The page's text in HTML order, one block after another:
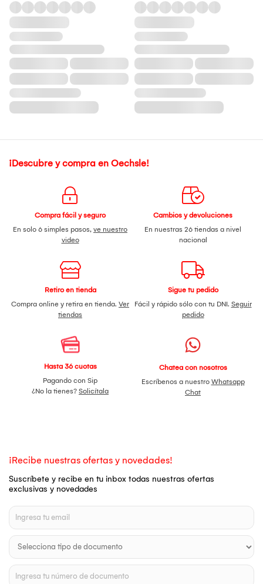
¡Descubre y compra en Oechsle!
Compra fácil y seguro
En solo 6 simples pasos, ve nuestro
video
Cambios y devoluciones
En nuestras 26 tiendas a nivel
nacional
Retiro en tienda
Compra online y retira en tienda. Ver
tiendas
Sigue tu pedido
Fácil y rápido sólo con tu DNI. Seguir
pedido
Hasta 36 cuotas
Pagando con Sip
¿No la tienes? Solicítala
Chatea con nosotros
Escríbenos a nuestro Whatsapp
Chat
¡Recibe nuestras ofertas y novedades!
Suscríbete y recibe en tu inbox todas nuestras ofertas
exclusivas y novedades